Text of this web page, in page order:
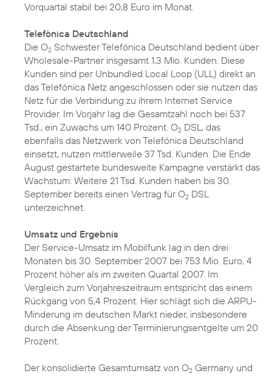
Vorquartal stabil bei 20,8 Euro im Monat.
Telefònica Deutschland
Die O2 Schwester Telefónica Deutschland bedient über
Wholesale-Partner insgesamt 1,3 Mio. Kunden. Diese
Kunden sind per Unbundled Local Loop (ULL) direkt an
das Telefónica Netz angeschlossen oder sie nutzen das
Netz für die Verbindung zu ihrem Internet Service
Provider. Im Vorjahr lag die Gesamtzahl noch bei 537
Tsd., ein Zuwachs um 140 Prozent. O2 DSL, das
ebenfalls das Netzwerk von Telefónica Deutschland
einsetzt, nutzen mittlerweile 37 Tsd. Kunden. Die Ende
August gestartete bundesweite Kampagne verstärkt das
Wachstum: Weitere 21 Tsd. Kunden haben bis 30.
September bereits einen Vertrag für O2 DSL
unterzeichnet.
Umsatz und Ergebnis
Der Service-Umsatz im Mobilfunk lag in den drei
Monaten bis 30. September 2007 bei 753 Mio. Euro, 4
Prozent höher als im zweiten Quartal 2007. Im
Vergleich zum Vorjahreszeitraum entspricht das einem
Rückgang von 5,4 Prozent. Hier schlägt sich die ARPU-
Minderung im deutschen Markt nieder, insbesondere
durch die Absenkung der Terminierungsentgelte um 20
Prozent.
Der konsolidierte Gesamtumsatz von O2 Germany und